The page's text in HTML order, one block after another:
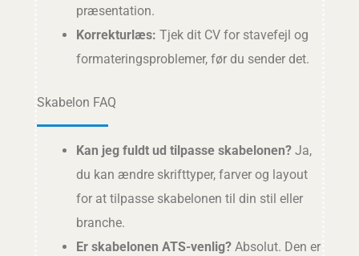
præsentation.
Korrekturlæs: Tjek dit CV for stavefejl og
formateringsproblemer, før du sender det.
Skabelon FAQ
Kan jeg fuldt ud tilpasse skabelonen?Ja,
du kan ændre skrifttyper, farver og layout
for at tilpasse skabelonen til din stil eller
branche.
Er skabelonen ATS-venlig?Absolut. Den er